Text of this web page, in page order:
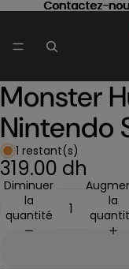
Contactez-
Contactez-
Ouvrir
l’image
en
plein
écran
Monster
Nintendo
1 restant(s)
319.00 dh
Diminuer
la
quantité
la